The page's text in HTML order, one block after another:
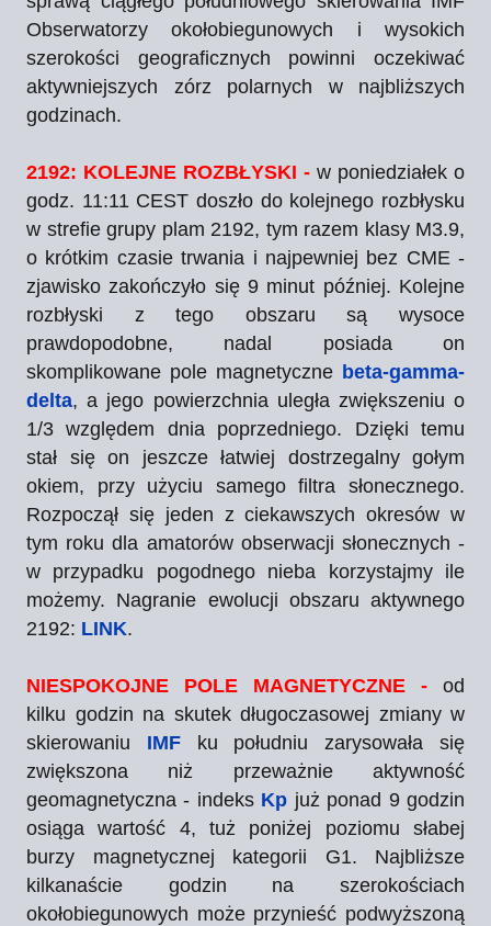
Obserwatorzy okołobiegunowych i wysokich
szerokości geograficznych powinni oczekiwać
aktywniejszych zórz polarnych w najbliższych
godzinach.
2192: KOLEJNE ROZBŁYSKI - w poniedziałek o
godz. 11:11 CEST doszło do kolejnego rozbłysku
w strefie grupy plam 2192, tym razem klasy M3.9,
o krótkim czasie trwania i najpewniej bez CME -
zjawisko zakończyło się 9 minut później. Kolejne
rozbłyski z tego obszaru są wysoce
prawdopodobne, nadal posiada on
skomplikowane pole magnetyczne beta-gamma-
delta, a jego powierzchnia uległa zwiększeniu o
1/3 względem dnia poprzedniego. Dzięki temu
stał się on jeszcze łatwiej dostrzegalny gołym
okiem, przy użyciu samego filtra słonecznego.
Rozpoczął się jeden z ciekawszych okresów w
tym roku dla amatorów obserwacji słonecznych -
w przypadku pogodnego nieba korzystajmy ile
możemy. Nagranie ewolucji obszaru aktywnego
2192: LINK.
NIESPOKOJNE POLE MAGNETYCZNE - od
kilku godzin na skutek długoczasowej zmiany w
skierowaniu IMFku południu zarysowała się
zwiększona niż przeważnie aktywność
geomagnetyczna - indeks Kp już ponad 9 godzin
osiąga wartość 4, tuż poniżej poziomu słabej
burzy magnetycznej kategorii G1. Najbliższe
kilkanaście godzin na szerokościach
okołobiegunowych może przynieść podwyższoną